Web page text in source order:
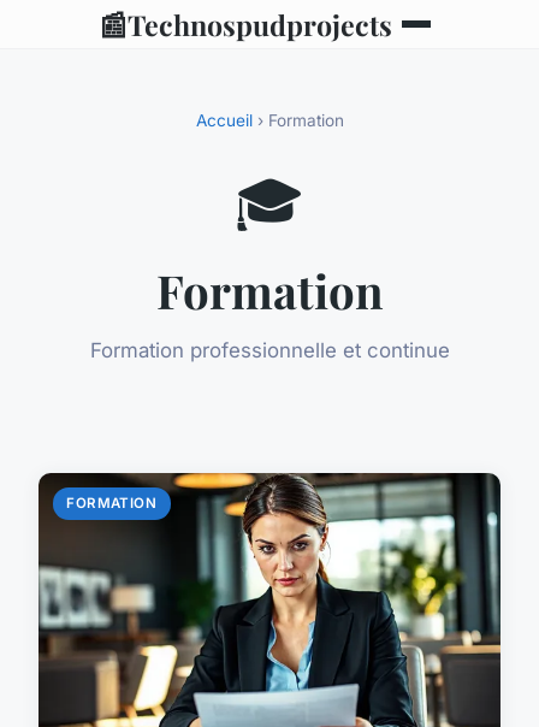
📰Technospudprojects
Accueil› Formation
🎓
Formation
Formation professionnelle et continue
FORMATION